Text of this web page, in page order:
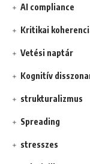
AI compliance
Kritikai
Vetési naptár
Kognitív
strukturalizmus
Spreading
stresszes